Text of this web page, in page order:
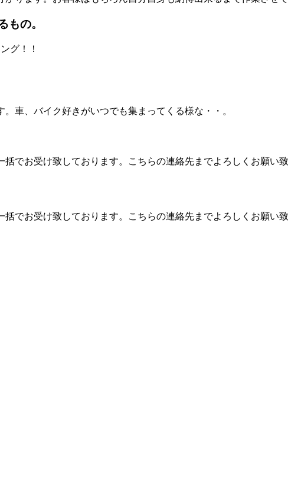
もの。
グ！！
車、バイク好きがいつでも集まってくる様な・・。
でお受け致しております。こちらの連絡先までよろしくお願い致
でお受け致しております。こちらの連絡先までよろしくお願い致